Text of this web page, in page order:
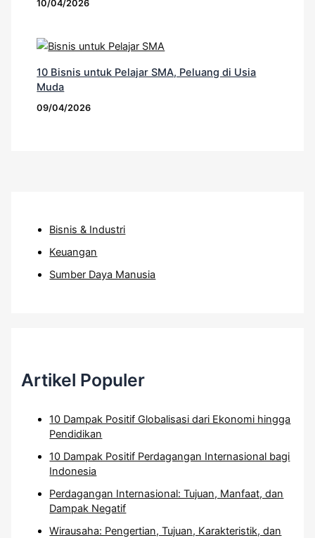
10/04/2026
10 Bisnis untuk Pelajar SMA, Peluang di Usia
Muda
09/04/2026
Bisnis & Industri
Keuangan
Sumber Daya Manusia
Artikel Populer
10 Dampak Positif Globalisasi dari Ekonomi hingga
Pendidikan
10 Dampak Positif Perdagangan Internasional bagi
Indonesia
Perdagangan Internasional: Tujuan, Manfaat, dan
Dampak Negatif
Wirausaha: Pengertian, Tujuan, Karakteristik, dan